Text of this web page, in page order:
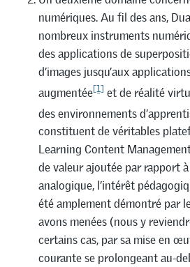
numériques. Au fil des ans,
nombreux instruments
des applications de
d’images jusqu’aux
augmentée[1] et de réalité
des environnements
constituent de véritables
Learning Content
de valeur ajoutée par rapport
analogique, l’intérêt
été amplement démontré par
avons menées (nous y
certains cas, par sa mise en
courante se prolongeant au-